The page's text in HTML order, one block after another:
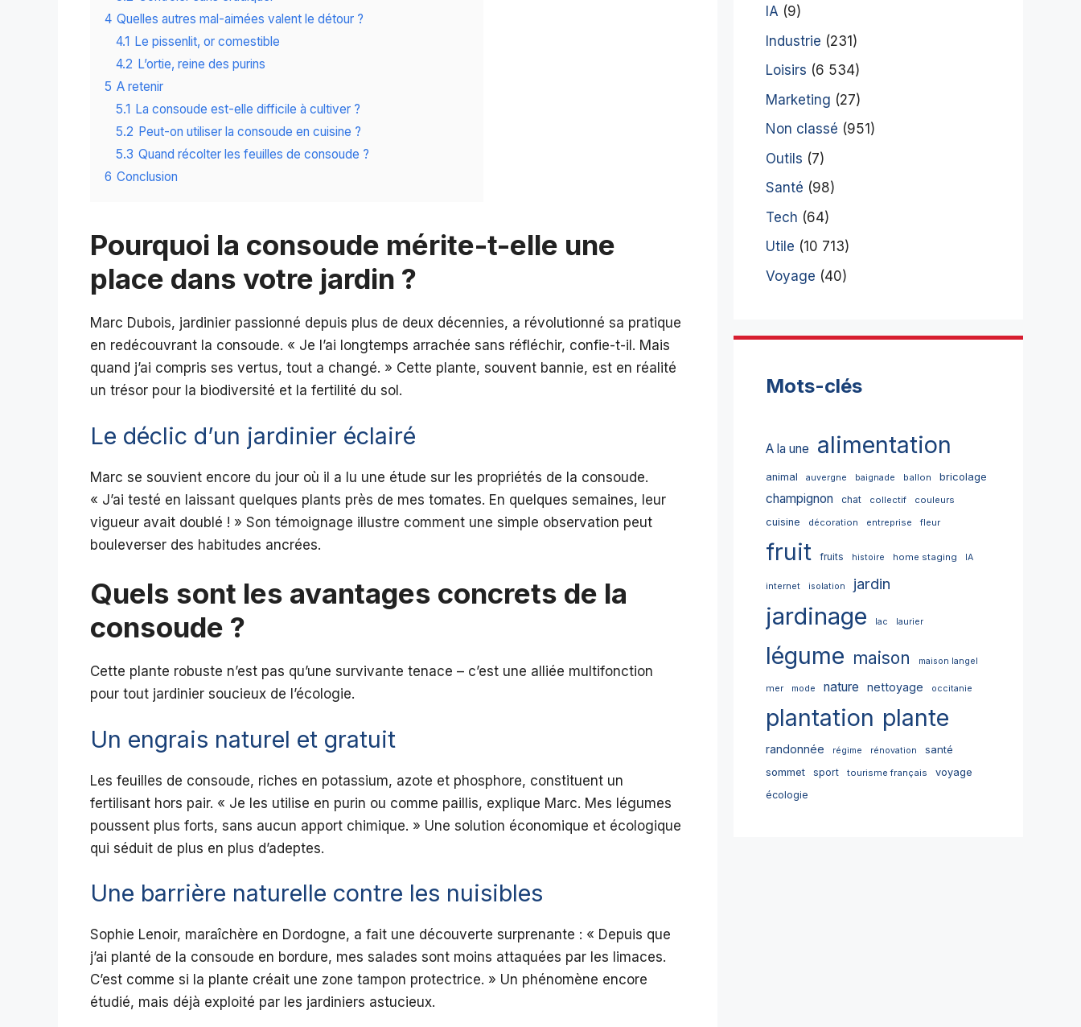
4 Quelles autres mal-aimées valent le détour ?
4.1 Le pissenlit, or comestible
4.2 L’ortie, reine des purins
5 A retenir
5.1 La consoude est-elle difficile à cultiver ?
5.2 Peut-on utiliser la consoude en cuisine ?
5.3 Quand récolter les feuilles de consoude ?
6 Conclusion
Pourquoi la consoude mérite-t-elle une
place dans votre jardin ?
Marc Dubois, jardinier passionné depuis plus de deux décennies, a révolutionné sa pratique
en redécouvrant la consoude. « Je l’ai longtemps arrachée sans réfléchir, confie-t-il. Mais
quand j’ai compris ses vertus, tout a changé. » Cette plante, souvent bannie, est en réalité
un trésor pour la biodiversité et la fertilité du sol.
Le déclic d’un jardinier éclairé
Marc se souvient encore du jour où il a lu une étude sur les propriétés de la consoude.
« J’ai testé en laissant quelques plants près de mes tomates. En quelques semaines, leur
vigueur avait doublé ! » Son témoignage illustre comment une simple observation peut
bouleverser des habitudes ancrées.
Quels sont les avantages concrets de la
consoude ?
Cette plante robuste n’est pas qu’une survivante tenace – c’est une alliée multifonction
pour tout jardinier soucieux de l’écologie.
Un engrais naturel et gratuit
Les feuilles de consoude, riches en potassium, azote et phosphore, constituent un
fertilisant hors pair. « Je les utilise en purin ou comme paillis, explique Marc. Mes légumes
poussent plus forts, sans aucun apport chimique. » Une solution économique et écologique
qui séduit de plus en plus d’adeptes.
Une barrière naturelle contre les nuisibles
Sophie Lenoir, maraîchère en Dordogne, a fait une découverte surprenante : « Depuis que
j’ai planté de la consoude en bordure, mes salades sont moins attaquées par les limaces.
C’est comme si la plante créait une zone tampon protectrice. » Un phénomène encore
étudié, mais déjà exploité par les jardiniers astucieux.
IA (9)
Industrie (231)
Loisirs (6 534)
Marketing (27)
Non classé (951)
Outils (7)
Santé (98)
Tech (64)
Utile (10 713)
Voyage (40)
Mots-clés
A la une alimentation
animal auvergne baignade ballon bricolage
champignon chat collectif couleurs
cuisine décoration entreprise fleur
fruit fruits histoire home staging IA
internet isolation jardin
jardinage lac laurier
légume maison maison langel
mer mode nature nettoyage occitanie
plantation plante
randonnée régime rénovation
santé
sommet
sport tourisme français
voyage
écologie